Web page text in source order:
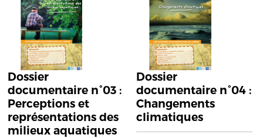
Dossier
documentaire n°03 :
Perceptions et
représentations des
milieux aquatiques
Dossier
documentaire n°04 :
Changements
climatiques